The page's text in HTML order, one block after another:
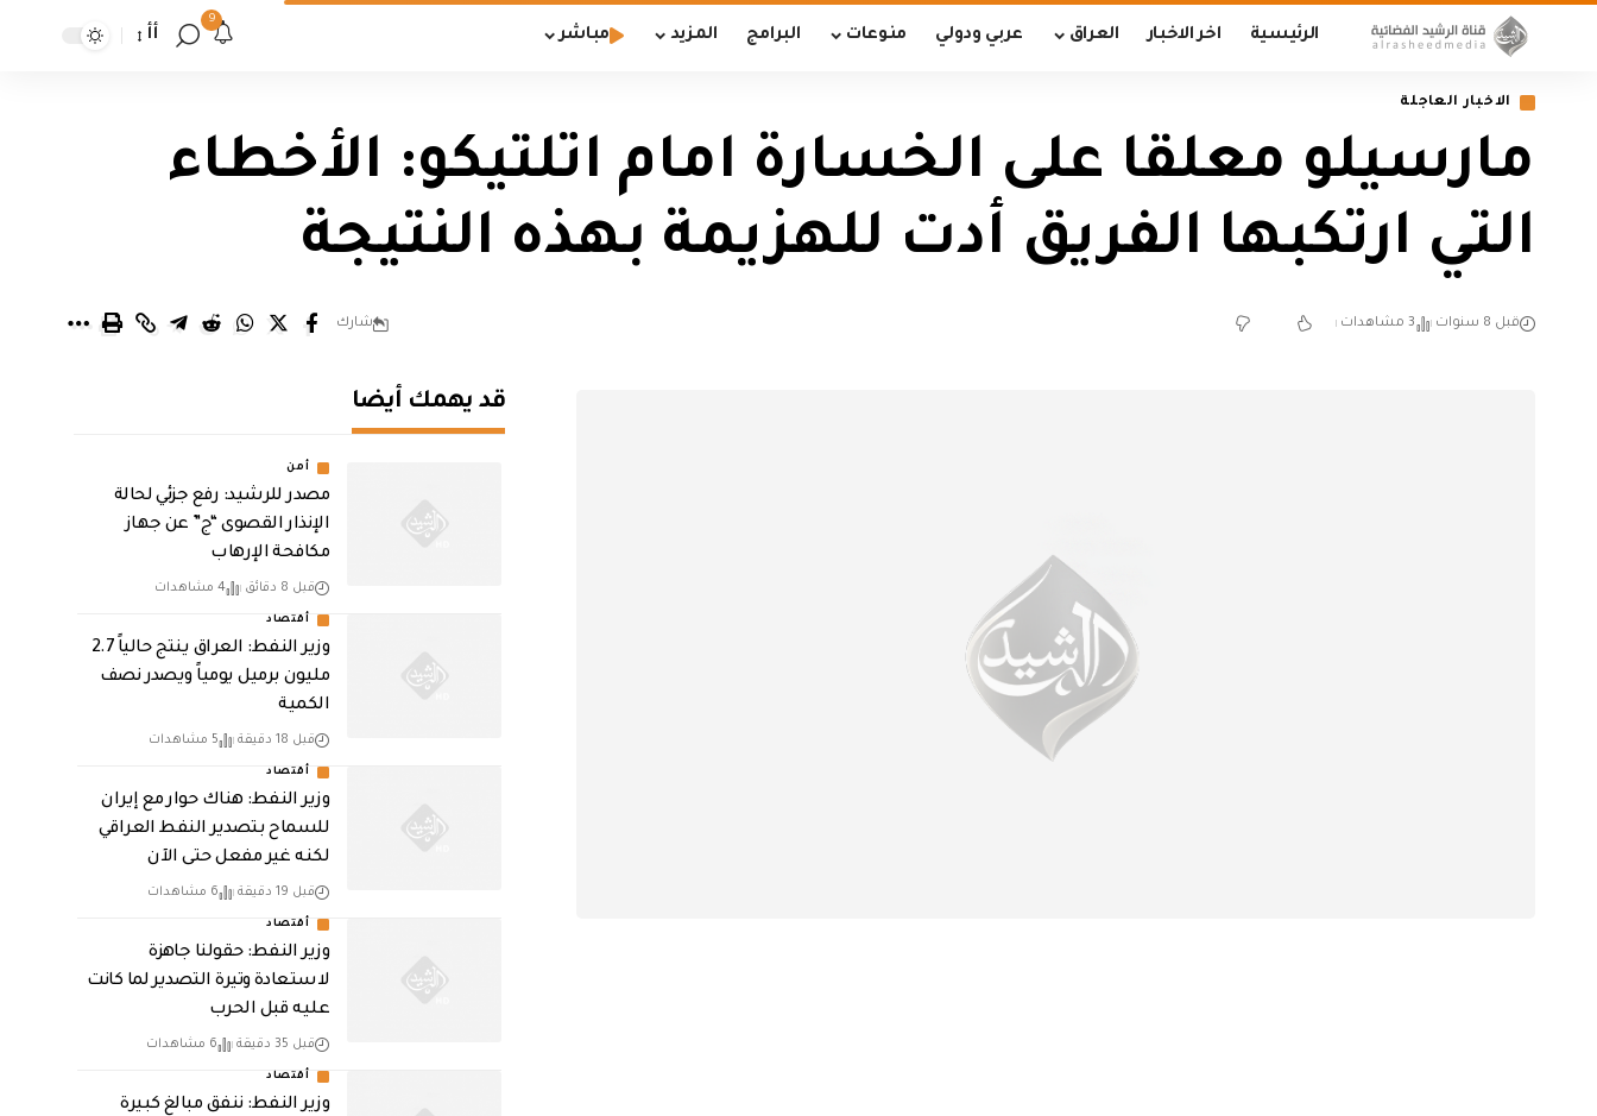
الرئيسية اخر الاخبار العراق عربي ودولي منوعات البرامج المزيد مباشر
9
أأ
الاخبار العاجلة
مارسيلو معلقا على الخسارة امام اتلتيكو: الأخطاء
التي ارتكبها الفريق أدت للهزيمة بهذه النتيجة
قبل 8 سنوات 3 مشاهدات شارك
قد يهمك أيضا
أمن
مصدر للرشيد: رفع جزئي لحالة
الإنذار القصوى “ج” عن جهاز
مكافحة الإرهاب
قبل 8 دقائق 4 مشاهدات
أقتصاد
وزير النفط: العراق ينتج حالياً 2.7
مليون برميل يومياً ويصدر نصف
الكمية
قبل 18 دقيقة 5 مشاهدات
أقتصاد
وزير النفط: هناك حوار مع إيران
للسماح بتصدير النفط العراقي
لكنه غير مفعل حتى الآن
قبل 19 دقيقة 6 مشاهدات
أقتصاد
وزير النفط: حقولنا جاهزة
لاستعادة وتيرة التصدير لما كانت
عليه قبل الحرب
قبل 35 دقيقة 6 مشاهدات
أقتصاد
وزير النفط: ننفق مبالغ كبيرة